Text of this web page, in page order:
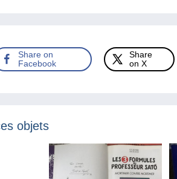
Share on
Facebook
Share
on X
objets